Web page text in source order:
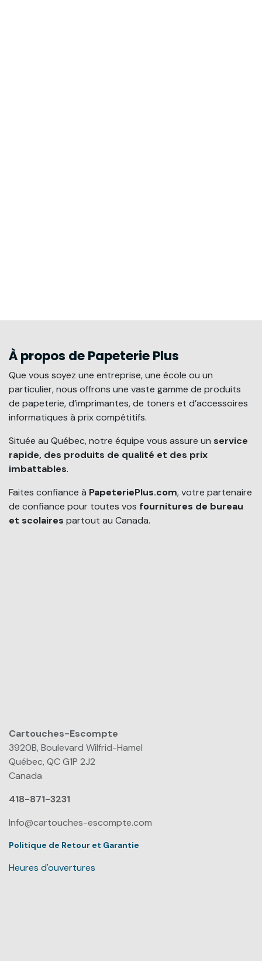
À propos de Papeterie Plus
Que vous soyez une entreprise, une école ou un
particulier, nous offrons une vaste gamme de produits
de papeterie, d’imprimantes, de toners et d’accessoires
informatiques à prix compétitifs.
Située au Québec, notre équipe vous assure un service
rapide, des produits de qualité et des prix
imbattables.
Faites confiance à PapeteriePlus.com, votre partenaire
de confiance pour toutes vos fournitures de bureau
et scolaires partout au Canada.
Cartouches-Escompte
3920B, Boulevard Wilfrid-Hamel
Québec, QC G1P 2J2
Canada
418-871-3231
Info@cartouches-escompte.com
Politique de Retour et Garantie
Heures d'ouvertures